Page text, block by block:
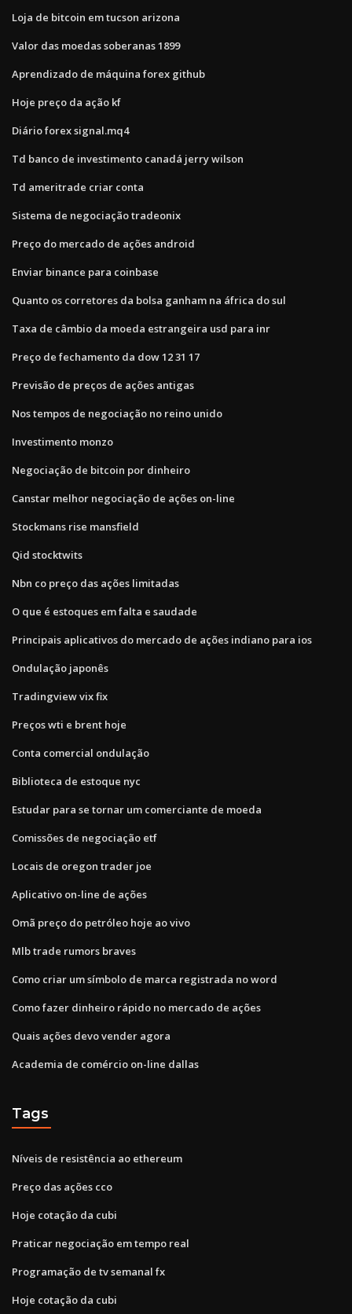
Loja de bitcoin em tucson arizona
Valor das moedas soberanas 1899
Aprendizado de máquina forex github
Hoje preço da ação kf
Diário forex signal.mq4
Td banco de investimento canadá jerry wilson
Td ameritrade criar conta
Sistema de negociação tradeonix
Preço do mercado de ações android
Enviar binance para coinbase
Quanto os corretores da bolsa ganham na áfrica do sul
Taxa de câmbio da moeda estrangeira usd para inr
Preço de fechamento da dow 12 31 17
Previsão de preços de ações antigas
Nos tempos de negociação no reino unido
Investimento monzo
Negociação de bitcoin por dinheiro
Canstar melhor negociação de ações on-line
Stockmans rise mansfield
Qid stocktwits
Nbn co preço das ações limitadas
O que é estoques em falta e saudade
Principais aplicativos do mercado de ações indiano para ios
Ondulação japonês
Tradingview vix fix
Preços wti e brent hoje
Conta comercial ondulação
Biblioteca de estoque nyc
Estudar para se tornar um comerciante de moeda
Comissões de negociação etf
Locais de oregon trader joe
Aplicativo on-line de ações
Omã preço do petróleo hoje ao vivo
Mlb trade rumors braves
Como criar um símbolo de marca registrada no word
Como fazer dinheiro rápido no mercado de ações
Quais ações devo vender agora
Academia de comércio on-line dallas
Tags
Níveis de resistência ao ethereum
Preço das ações cco
Hoje cotação da cubi
Praticar negociação em tempo real
Programação de tv semanal fx
Hoje cotação da cubi